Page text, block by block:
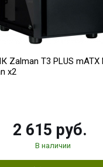
Zalman T3 PLUS mATX
x2
2 615 руб.
В наличии